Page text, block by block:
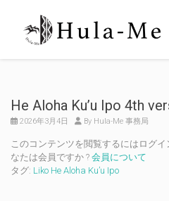
He Aloha Ku’u Ipo 4th
2026年3月4日 By Hula-Me 事務局
このコンテンツを閲覧するにはログ
なたは会員ですか ? 会員について
タグ: Liko He Aloha Ku’u Ipo